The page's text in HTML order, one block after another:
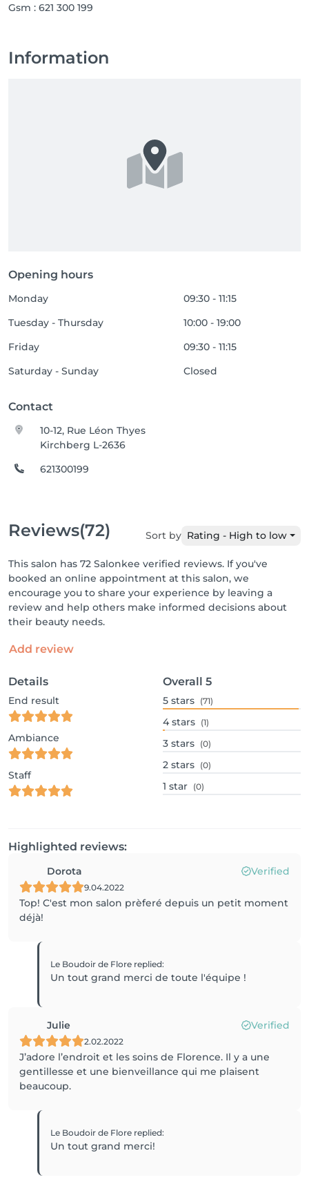
Gsm : 621 300 199
Information
Opening hours
Monday
09:30 - 11:15
Tuesday - Thursday
10:00 - 19:00
Friday
09:30 - 11:15
Saturday - Sunday
Closed
Contact
10-12, Rue Léon Thyes
Kirchberg L-2636
621300199
Reviews(72) Sort by Rating - High to low
This salon has 72 Salonkee verified reviews. If you've
booked an online appointment at this salon, we
encourage you to share your experience by leaving a
review and help others make informed decisions about
their beauty needs.
Add review
Details
End result
Ambiance
Staff
Overall 5
5 stars (71)
4 stars (1)
3 stars (0)
2 stars (0)
1 star (0)
Highlighted reviews:
Dorota Verified
9.04.2022
Top! C'est mon salon prèferé depuis un petit moment
déjà!
Le Boudoir de Flore replied:
Un tout grand merci de toute l'équipe !
Julie Verified
2.02.2022
J’adore l’endroit et les soins de Florence. Il y a une
gentillesse et une bienveillance qui me plaisent
beaucoup.
Le Boudoir de Flore replied:
Un tout grand merci!